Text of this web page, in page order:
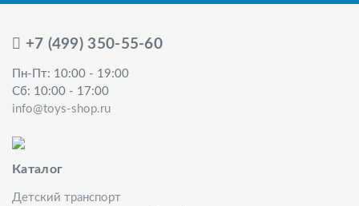
+7 (499) 350-55-60
Пн-Пт: 10:00 - 19:00
Сб: 10:00 - 17:00
info@toys-shop.ru
Каталог
Детский транспорт